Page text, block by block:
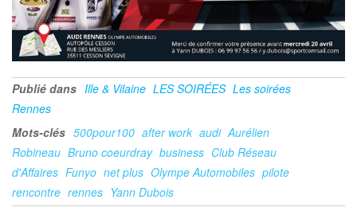
Publié dans Ille & Vilaine LES SOIRÉES Les soirées
Rennes
Mots-clés 500pour100 after work audi Aurélien
Robineau Bruno coeurdray business Club Réseau
d'Affaires Funyo net plus Olympe Automobiles pilote
rencontre rennes Yann Dubois